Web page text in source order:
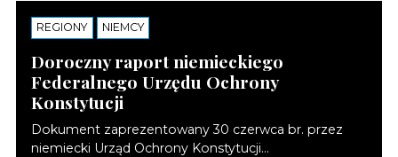
REGIONY NIEMCY
NOTATKI
Doroczny raport niemieckiego
Federalnego Urzędu Ochrony
Konstytucji
Dokument zaprezentowany 30 czerwca br. przez
niemiecki Urząd Ochrony Konstytucji...